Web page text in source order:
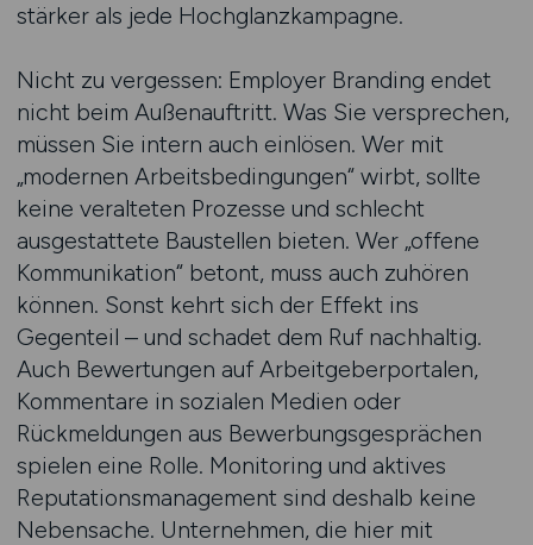
stärker als jede Hochglanzkampagne.
Nicht zu vergessen: Employer Branding endet
nicht beim Außenauftritt. Was Sie versprechen,
müssen Sie intern auch einlösen. Wer mit
„modernen Arbeitsbedingungen“ wirbt, sollte
keine veralteten Prozesse und schlecht
ausgestattete Baustellen bieten. Wer „offene
Kommunikation“ betont, muss auch zuhören
können. Sonst kehrt sich der Effekt ins
Gegenteil – und schadet dem Ruf nachhaltig.
Auch Bewertungen auf Arbeitgeberportalen,
Kommentare in sozialen Medien oder
Rückmeldungen aus Bewerbungsgesprächen
spielen eine Rolle. Monitoring und aktives
Reputationsmanagement sind deshalb keine
Nebensache. Unternehmen, die hier mit